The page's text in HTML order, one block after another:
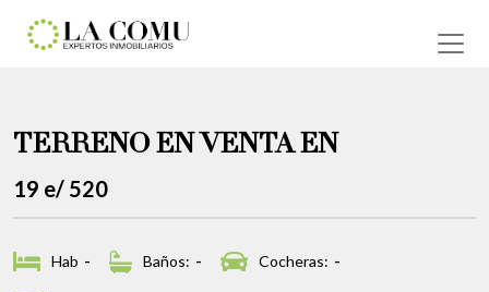
TERRENO EN VENTA EN
19 e/ 520
Hab - Baños: - Cocheras: -